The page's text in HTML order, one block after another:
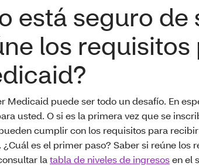
está seguro de
los requisitos
Medicaid puede ser todo un desafío. En
usted. O si es la primera vez que se
cumplir con los requisitos para
¿Cuál es el primer paso? Saber si reúne los
la tabla de niveles de ingresosen el